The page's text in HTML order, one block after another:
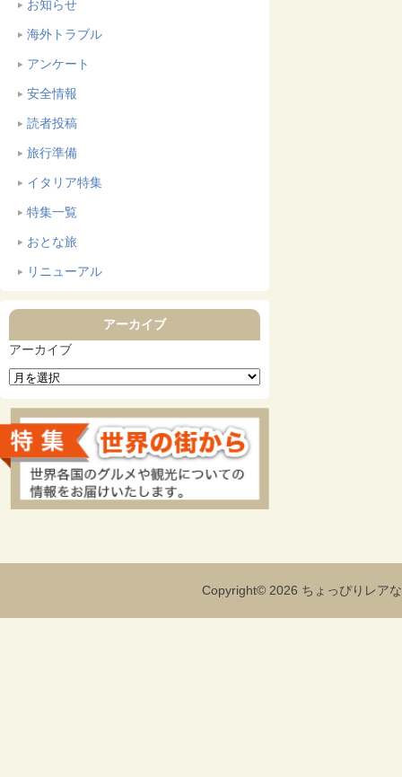
お知らせ
海外トラブル
アンケート
安全情報
読者投稿
旅行準備
イタリア特集
特集一覧
おとな旅
リニューアル
アーカイブ
アーカイブ
Copyright© 2026 ちょっぴりレ